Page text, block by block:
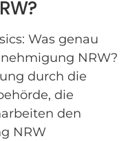
Was genau
NRW?
durch die
die
den
NRW